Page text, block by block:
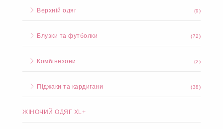
Верхній одяг (9)
Блузки та футболки (72)
Комбінезони (2)
Піджаки та кардигани (38)
ЖІНОЧИЙ ОДЯГ XL+